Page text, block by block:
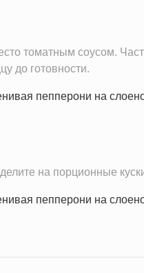
томатным соусом.
до готовности.
на порционные